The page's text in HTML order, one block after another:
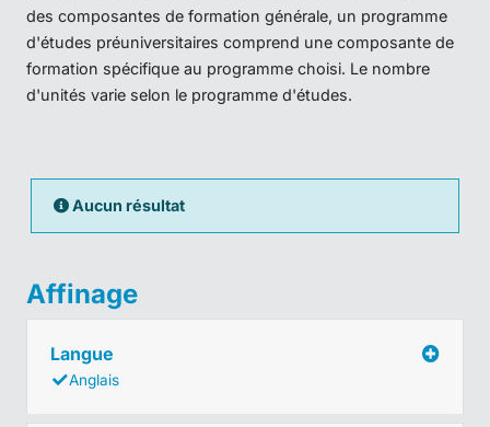
des composantes de formation générale, un programme
d'études préuniversitaires comprend une composante de
formation spécifique au programme choisi. Le nombre
d'unités varie selon le programme d'études.
Aucun résultat
Affinage
Langue
Anglais